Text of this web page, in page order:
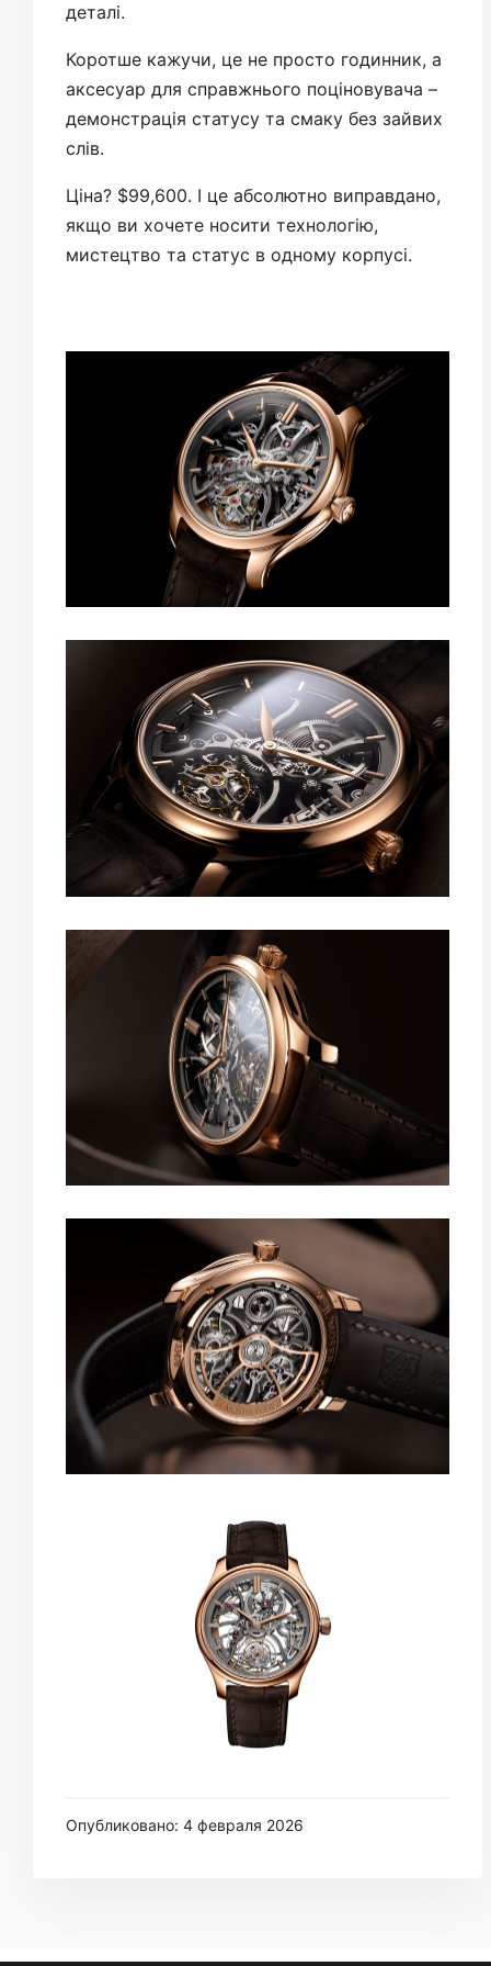
деталі.
Коротше кажучи, це не просто годинник, а
аксесуар для справжнього поціновувача –
демонстрація статусу та смаку без зайвих
слів.
Ціна? $99,600. І це абсолютно виправдано,
якщо ви хочете носити технологію,
мистецтво та статус в одному корпусі.
Опубликовано: 4 февраля 2026